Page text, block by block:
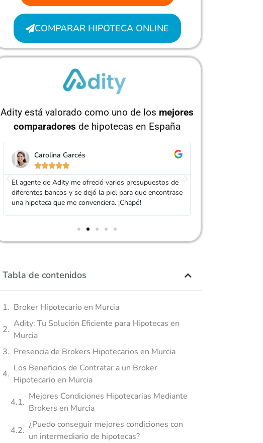
COMPARAR HIPOTECA ONLINE
Adity está valorado como uno de los mejores
comparadores de hipotecas en España
Carolina Garcés

El agente de Adity me ofreció varios presupuestos de
diferentes bancos y se dejó la piel para que encontrase
una hipoteca que me convenciera. ¡Chapó!
Tabla de contenidos
Broker Hipotecario en Murcia
Adity: Tu Solución Eficiente para Hipotecas en
Murcia
Presencia de Brokers Hipotecarios en Murcia
Los Beneficios de Contratar a un Broker
Hipotecario en Murcia
Mejores Condiciones Hipotecarias Mediante
Brokers en Murcia
¿Puedo conseguir mejores condiciones con
un intermediario de hipotecas?